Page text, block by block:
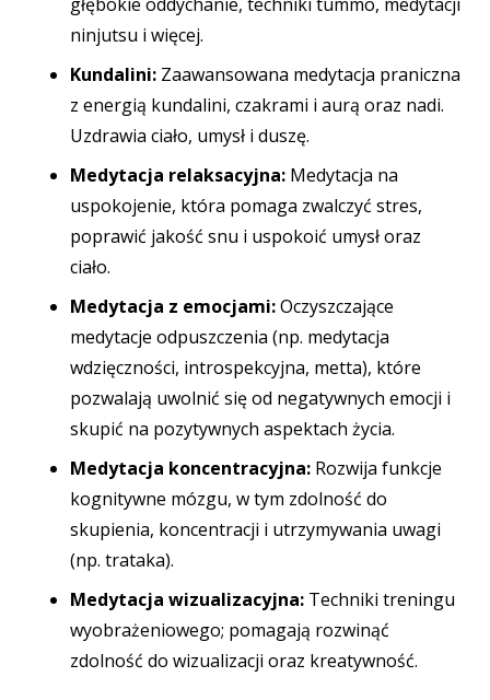
ninjutsu i więcej.
Kundalini: Zaawansowana medytacja praniczna
z energią kundalini, czakrami i aurą oraz nadi.
Uzdrawia ciało, umysł i duszę.
Medytacja relaksacyjna: Medytacja na
uspokojenie, która pomaga zwalczyć stres,
poprawić jakość snu i uspokoić umysł oraz
ciało.
Medytacja z emocjami:Oczyszczające
medytacje odpuszczenia (np. medytacja
wdzięczności, introspekcyjna, metta), które
pozwalają uwolnić się od negatywnych emocji i
skupić na pozytywnych aspektach życia.
Medytacja koncentracyjna: Rozwija funkcje
kognitywne mózgu, w tym zdolność do
skupienia, koncentracji i utrzymywania uwagi
(np. trataka).
Medytacja wizualizacyjna: Techniki treningu
wyobrażeniowego; pomagają rozwinąć
zdolność do wizualizacji oraz kreatywność.